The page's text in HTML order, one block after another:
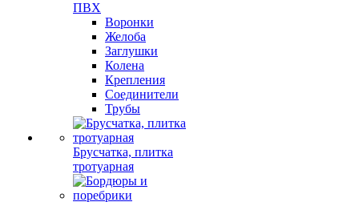
ПВХ
Воронки
Желоба
Заглушки
Колена
Крепления
Соединители
Трубы
Брусчатка, плитка
тротуарная